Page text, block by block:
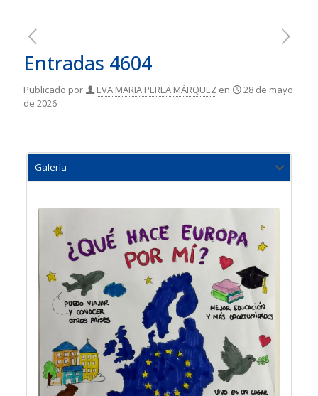
Entradas 4604
Publicado por EVA MARIA PEREA MÁRQUEZ en
28 de mayo
de 2026